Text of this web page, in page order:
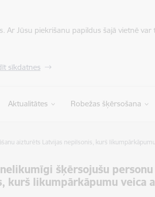
Jūsu piekrišanu papildus šajā vietnē
sīkdatnes
Aktualitātes Robežas šķērsošana
aizturēts Latvijas nepilsonis, kurš
šķērsojušu
kurš likumpārkāpumu veica